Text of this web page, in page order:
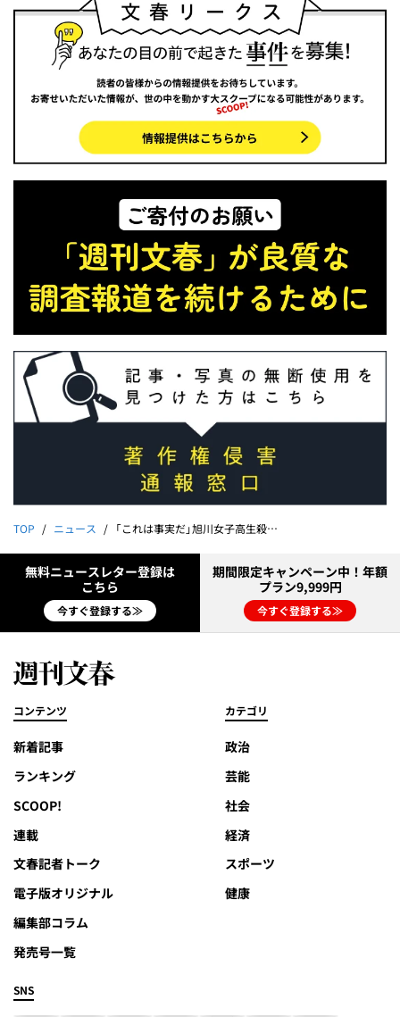
TOP ニュース 「これは事実だ」旭川女子高生殺人事件「容疑者＆担当刑事の不倫」を確信した瞬間…週刊文春を去った事件記者が振り返る「最後のスクープ」【記者日記】
無料ニュースレター登録は
こちら
今すぐ登録する≫
期間限定キャンペーン中！年額
プラン9,999円
今すぐ登録する≫
コンテンツ
新着記事
ランキング
SCOOP!
連載
文春記者トーク
電子版オリジナル
編集部コラム
発売号一覧
カテゴリ
政治
芸能
社会
経済
スポーツ
健康
SNS